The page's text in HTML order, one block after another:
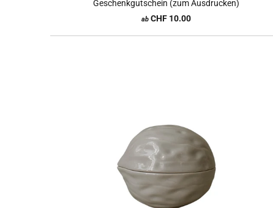
Geschenkgutschein (zum Ausdrucken)
ab CHF 10.00